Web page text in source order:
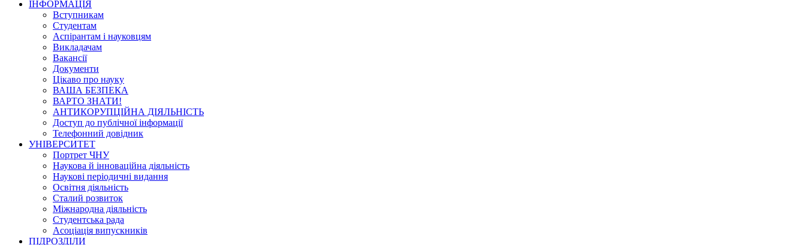
ІНФОРМАЦІЯ
Вступникам
Студентам
Аспірантам і науковцям
Викладачам
Вакансії
Документи
Цікаво про науку
ВАША БЕЗПЕКА
ВАРТО ЗНАТИ!
АНТИКОРУПЦІЙНА ДІЯЛЬНІСТЬ
Доступ до публічної інформації
Телефонний довідник
УНІВЕРСИТЕТ
Портрет ЧНУ
Наукова й інноваційна діяльність
Наукові періодичні видання
Освітня діяльність
Сталий розвиток
Міжнародна діяльність
Студентська рада
Асоціація випускників
ПІДРОЗДІЛИ